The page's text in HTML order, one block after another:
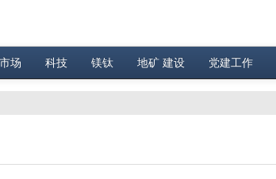
场 科技 镁钛 地矿 建设 党建工作